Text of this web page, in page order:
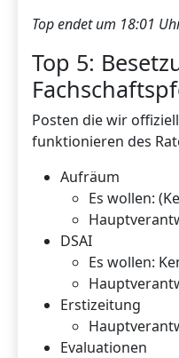
Top endet um 18:01
Top 5:
Posten die wir
funktionieren des
Aufräum
Es wollen:
DSAI
Es wollen:
Erstizeitung
Evaluationen